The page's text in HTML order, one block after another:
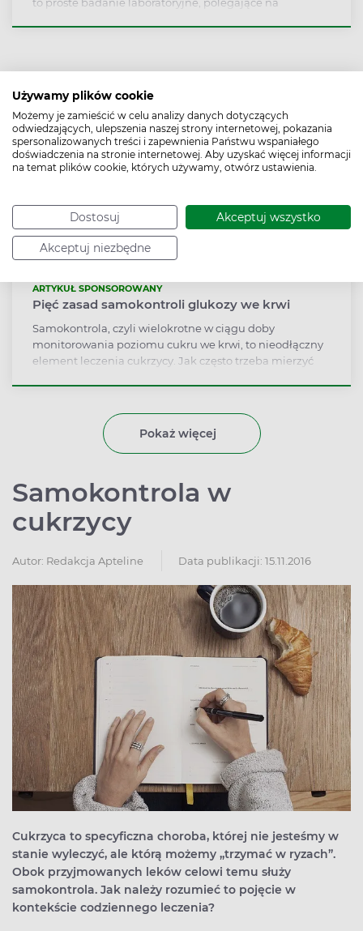
Używamy plików cookie
Możemy je zamieścić w celu analizy danych dotyczących
odwiedzających, ulepszenia naszej strony internetowej, pokazania
spersonalizowanych treści i zapewnienia Państwu wspaniałego
doświadczenia na stronie internetowej. Aby uzyskać więcej informacji
na temat plików cookie, których używamy, otwórz ustawienia.
Dostosuj Akceptuj wszystko
Akceptuj niezbędne
to proste badanie laboratoryjne, polegające na
krzywej cukrowej?
ARTYKUŁ SPONSOROWANY
Pięć zasad samokontroli glukozy we krwi
Samokontrola, czyli wielokrotne w ciągu doby
monitorowania poziomu cukru we krwi, to nieodłączny
element leczenia cukrzycy. Jak często trzeba mierzyć
Pokaż więcej
Samokontrola w
cukrzycy
Autor: Redakcja Apteline Data publikacji: 15.11.2016
Cukrzyca to specyficzna choroba, której nie jesteśmy w
stanie wyleczyć, ale którą możemy „trzymać w ryzach”.
Obok przyjmowanych leków celowi temu służy
samokontrola. Jak należy rozumieć to pojęcie w
kontekście codziennego leczenia?